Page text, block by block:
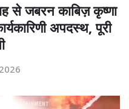
से जबरन काबिज़ कृष्णा
अपदस्थ, पूरी